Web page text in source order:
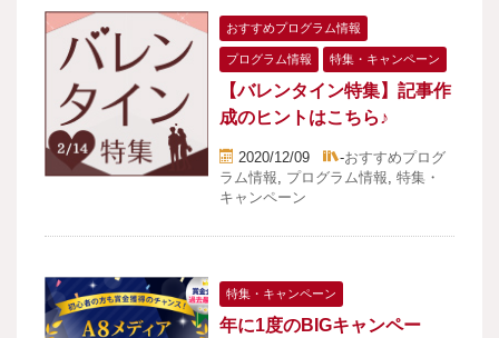
おすすめプログラム情報
プログラム情報 特集・キャンペーン
【バレンタイン特集】記事作
成のヒントはこちら♪
2020/12/09 -おすすめプログ
ラム情報, プログラム情報,特集・
キャンペーン
特集・キャンペーン
年に1度のBIGキャンペー